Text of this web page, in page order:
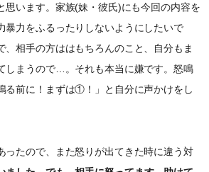
思います。家族(妹・彼氏)にも今回の内容を
暴力をふるったりしないようにしたいで
、相手の方ははもちろんのこと、自分もま
しまうので…。それも本当に嫌です。怒鳴
る前に！まずは①！」と自分に声かけをし
ったので、また怒りが出てきた時に違う対